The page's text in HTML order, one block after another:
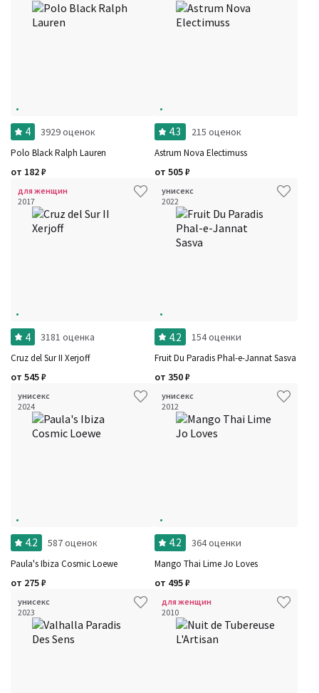
4 3929 оценок
Polo Black Ralph Lauren
от 182₽
4.3 215 оценок
Astrum Nova Electimuss
от 505₽
для женщин
2017
4 3181 оценка
Cruz del Sur II Xerjoff
от 545₽
унисекс
2022
4.2 154 оценки
Fruit Du Paradis Phal-e-Jannat Sasva
от 350₽
унисекс
2024
4.2 587 оценок
Paula's Ibiza Cosmic Loewe
от 275₽
унисекс
2012
4.2 364 оценки
Mango Thai Lime Jo Loves
от 495₽
унисекс
2023
для женщин
2010